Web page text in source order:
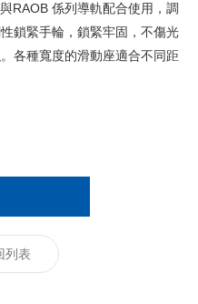
RAOB 係列導軌配合使用，調
鎖緊手輪，鎖緊牢固，不傷光
各種寬度的滑動座適合不同距
列表